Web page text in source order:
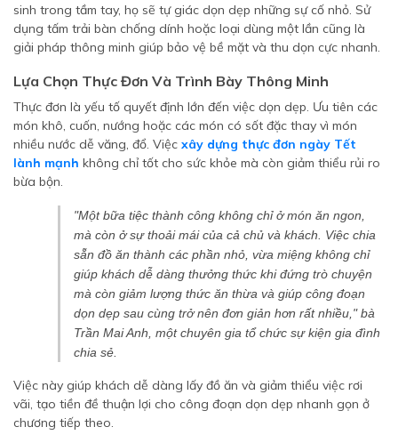
sinh trong tầm tay, họ sẽ tự giác dọn dẹp những sự cố nhỏ. Sử
dụng tấm trải bàn chống dính hoặc loại dùng một lần cũng là
giải pháp thông minh giúp bảo vệ bề mặt và thu dọn cực nhanh.
Lựa Chọn Thực Đơn Và Trình Bày Thông Minh
Thực đơn là yếu tố quyết định lớn đến việc dọn dẹp. Ưu tiên các
món khô, cuốn, nướng hoặc các món có sốt đặc thay vì món
nhiều nước dễ văng, đổ. Việc xây dựng thực đơn ngày Tết
lành mạnh không chỉ tốt cho sức khỏe mà còn giảm thiểu rủi ro
bừa bộn.
"Một bữa tiệc thành công không chỉ ở món ăn ngon,
mà còn ở sự thoải mái của cả chủ và khách. Việc chia
sẵn đồ ăn thành các phần nhỏ, vừa miệng không chỉ
giúp khách dễ dàng thưởng thức khi đứng trò chuyện
mà còn giảm lượng thức ăn thừa và giúp công đoạn
dọn dẹp sau cùng trở nên đơn giản hơn rất nhiều," bà
Trần Mai Anh, một chuyên gia tổ chức sự kiện gia đình
chia sẻ.
Việc này giúp khách dễ dàng lấy đồ ăn và giảm thiểu việc rơi
vãi, tạo tiền đề thuận lợi cho công đoạn dọn dẹp nhanh gọn ở
chương tiếp theo.